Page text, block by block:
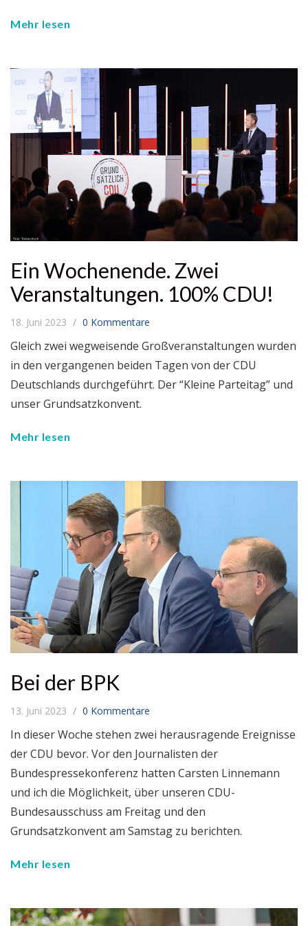
Mehr lesen
Ein Wochenende. Zwei
Veranstaltungen. 100% CDU!
18. Juni 2023 0 Kommentare
Gleich zwei wegweisende Großveranstaltungen wurden
in den vergangenen beiden Tagen von der CDU
Deutschlands durchgeführt. Der “Kleine Parteitag” und
unser Grundsatzkonvent.
Mehr lesen
Bei der BPK
13. Juni 2023 0 Kommentare
In dieser Woche stehen zwei herausragende Ereignisse
der CDU bevor. Vor den Journalisten der
Bundespressekonferenz hatten Carsten Linnemann
und ich die Möglichkeit, über unseren CDU-
Bundesausschuss am Freitag und den
Grundsatzkonvent am Samstag zu berichten.
Mehr lesen